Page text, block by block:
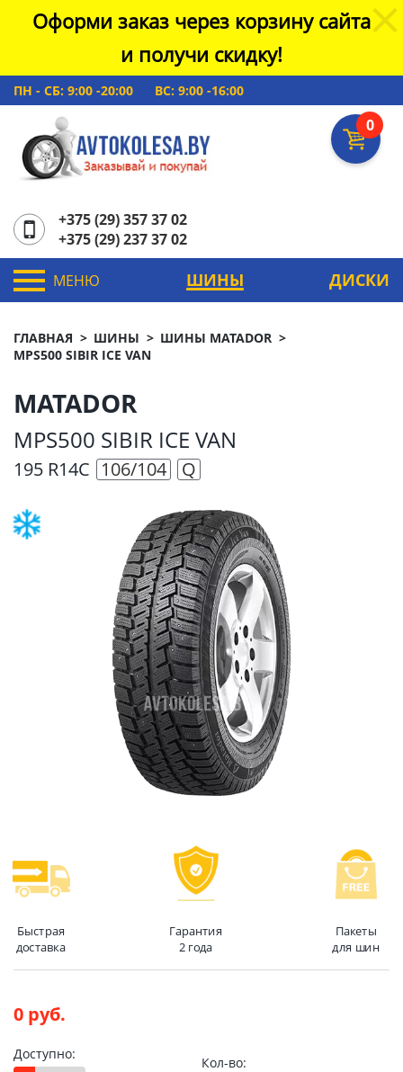
Оформи заказ через корзину сайта
и получи скидку!
ПН - СБ: 9:00 -20:00 ВС: 9:00 -16:00
0
+375 (29) 357 37 02
+375 (29) 237 37 02
МЕНЮ ШИНЫ ДИСКИ
ГЛАВНАЯ ШИНЫ
ШИНЫ MATADOR
MPS500 SIBIR ICE VAN
MATADOR
MPS500 SIBIR ICE VAN
195 R14C 106/104 Q
Быстрая
доставка
Гарантия
2 года
Пакеты
для шин
0 руб.
Доступно:
Кол-во: